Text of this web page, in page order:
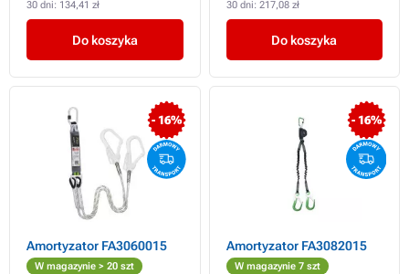
30 dni: 134,41 zł
Do koszyka
30 dni: 217,08 zł
Do koszyka
- 16%
Amortyzator FA3060015
W magazynie > 20 szt
- 16%
Amortyzator FA3082015
W magazynie 7 szt